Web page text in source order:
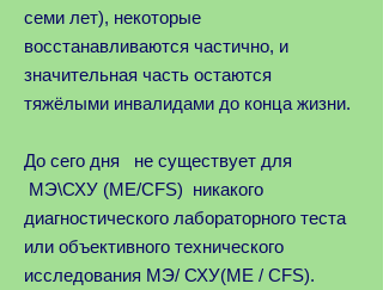
семи лет), некоторые
восстанавливаются частично, и
значительная часть остаются
тяжёлыми инвалидами до конца жизни.
До сего дня не существует для
МЭ\СХУ (ME/CFS) никакого
диагностического лабораторного теста
или объективного технического
исследования МЭ/ СХУ(ME / CFS).